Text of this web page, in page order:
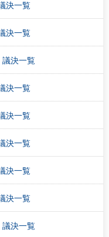
決一覧
決一覧
決一覧
決一覧
決一覧
決一覧
決一覧
決一覧
決一覧